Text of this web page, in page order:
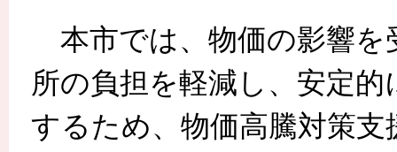
本市では、物価の影響を
所の負担を軽減し、安定
するため、物価高騰対策